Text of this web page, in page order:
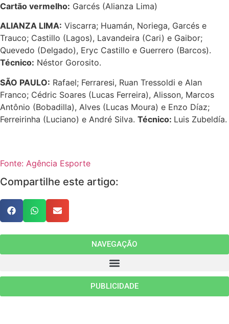
Cartão vermelho: Garcés (Alianza Lima)
ALIANZA LIMA: Viscarra; Huamán, Noriega, Garcés e
Trauco; Castillo (Lagos), Lavandeira (Cari) e Gaibor;
Quevedo (Delgado), Eryc Castillo e Guerrero (Barcos).
Técnico: Néstor Gorosito.
SÃO PAULO: Rafael; Ferraresi, Ruan Tressoldi e Alan
Franco; Cédric Soares (Lucas Ferreira), Alisson, Marcos
Antônio (Bobadilla), Alves (Lucas Moura) e Enzo Díaz;
Ferreirinha (Luciano) e André Silva. Técnico: Luis Zubeldía.
Fonte: Agência Esporte
Compartilhe este artigo:
NAVEGAÇÃO
PUBLICIDADE